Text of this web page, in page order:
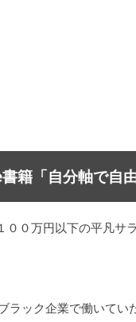
籍「自分軸で自
００万円以下の平凡サ
ラック企業で働いてい